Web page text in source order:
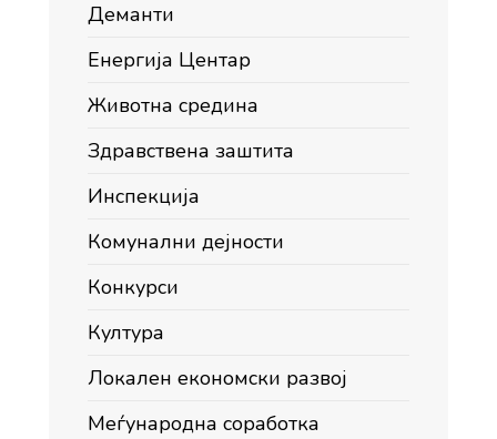
Деманти
Енергија Центар
Животна средина
Здравствена заштита
Инспекција
Комунални дејности
Конкурси
Култура
Локален економски развој
Меѓународна соработка